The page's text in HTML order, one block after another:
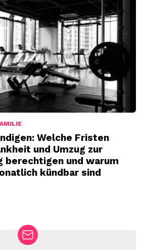
Welche Fristen
und Umzug zur
berechtigen und warum
kündbar sind